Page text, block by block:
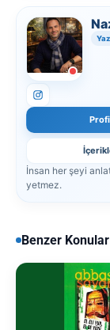
İnsan her şeyi
yetmez.
Benzer Konular